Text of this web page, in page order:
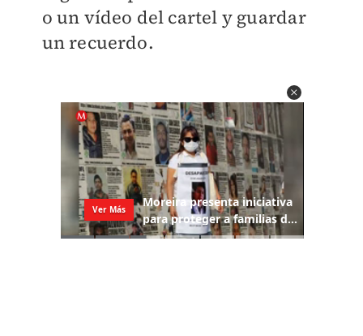
o un vídeo del cartel y guardar
un recuerdo.